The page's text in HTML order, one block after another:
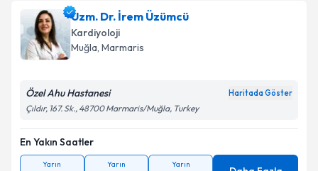
Uzm. Dr. İrem Üzümcü
Kardiyoloji
Muğla, Marmaris
Özel Ahu Hastanesi
Çıldır, 167. Sk., 48700 Marmaris/Muğla, Turkey
En Yakın Saatler